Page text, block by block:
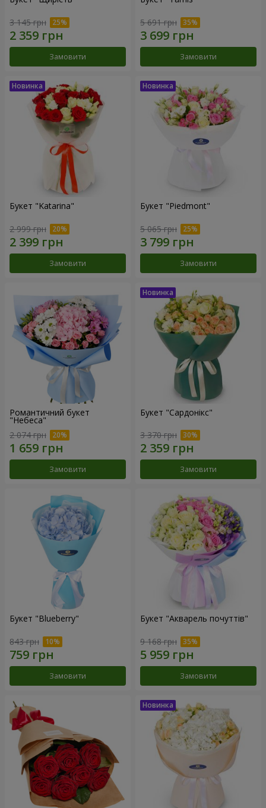
3 145 грн
Замовити
5 691 грн
Замовити
Букет "Katarina"
2 999 грн
Замовити
Букет "Piedmont"
5 065 грн
Замовити
Романтичний букет
"Небеса"
2 074 грн
Замовити
Букет "Сардонікс"
3 370 грн
Замовити
Букет "Blueberry"
843 грн
Замовити
Букет "Акварель почуттів"
9 168 грн
Замовити